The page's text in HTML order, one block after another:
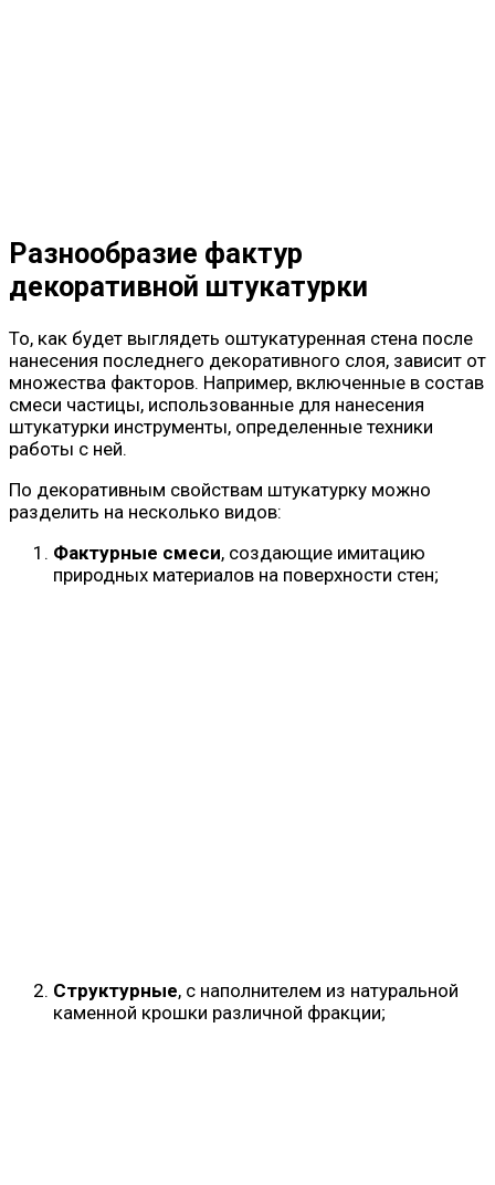
Разнообразие фактур
декоративной штукатурки
То, как будет выглядеть оштукатуренная стена после
нанесения последнего декоративного слоя, зависит от
множества факторов. Например, включенные в состав
смеси частицы, использованные для нанесения
штукатурки инструменты, определенные техники
работы с ней.
По декоративным свойствам штукатурку можно
разделить на несколько видов:
Фактурные смеси, создающие имитацию
природных материалов на поверхности стен;
Структурные, с наполнителем из натуральной
каменной крошки различной фракции;